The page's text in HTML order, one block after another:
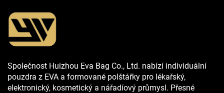
Společnost Huizhou Eva Bag Co., Ltd. nabízí individuální
pouzdra z EVA a formované polštářky pro lékařský,
elektronický, kosmetický a nářadíový průmysl. Přesné